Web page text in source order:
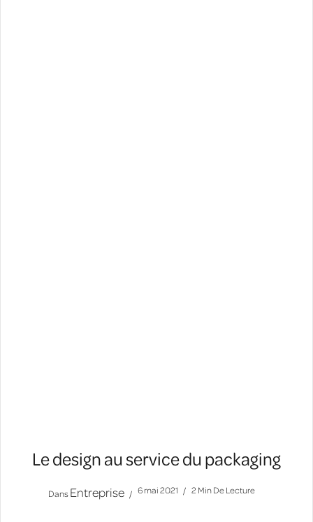
Le design au service du packaging
DansEntreprise 6 mai 2021 2 Min De Lecture